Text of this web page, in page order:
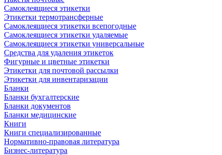
Самоклеящиеся этикетки
Этикетки термотрансферные
Самоклеящиеся этикетки всепогодные
Самоклеящиеся этикетки удаляемые
Самоклеящиеся этикетки универсальные
Средства для удаления этикеток
Фигурные и цветные этикетки
Этикетки для почтовой рассылки
Этикетки для инвентаризации
Бланки
Бланки бухгалтерские
Бланки документов
Бланки медицинские
Книги
Книги специализированные
Нормативно-правовая литература
Бизнес-литература